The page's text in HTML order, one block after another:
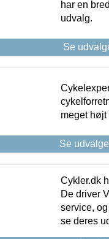
har en
udvalg.
Se
meget højt
Se
Cykler.dk
De driver
service,
se deres